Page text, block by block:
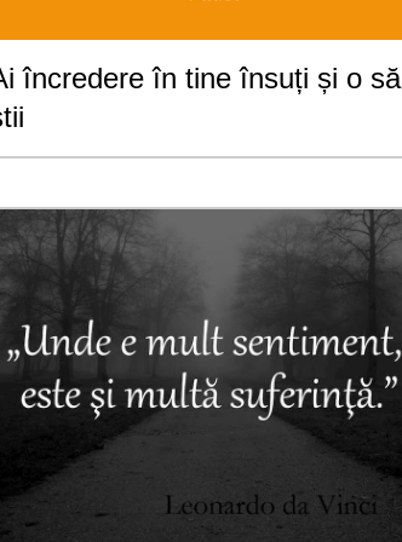
încredere în tine însuți și o să